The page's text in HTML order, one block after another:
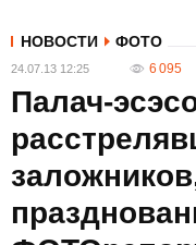
НОВОСТИ ФОТО
24.07.13 12:25 6 095
Палач-